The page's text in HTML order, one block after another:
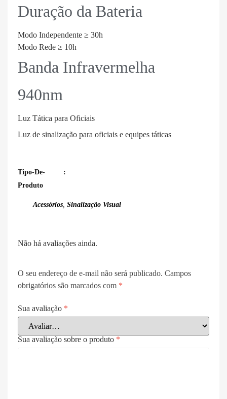
Duração da Bateria
Modo Independente ≥ 30h
Modo Rede ≥ 10h
Banda Infravermelha
940nm
Luz Tática para Oficiais
Luz de sinalização para oficiais e equipes táticas
Tipo-De-
Produto
Acessórios Sinalização Visual
Não há avaliações ainda.
O seu endereço de e-mail não será publicado. Campos
obrigatórios são marcados com *
Sua avaliação *
Sua avaliação sobre o produto *